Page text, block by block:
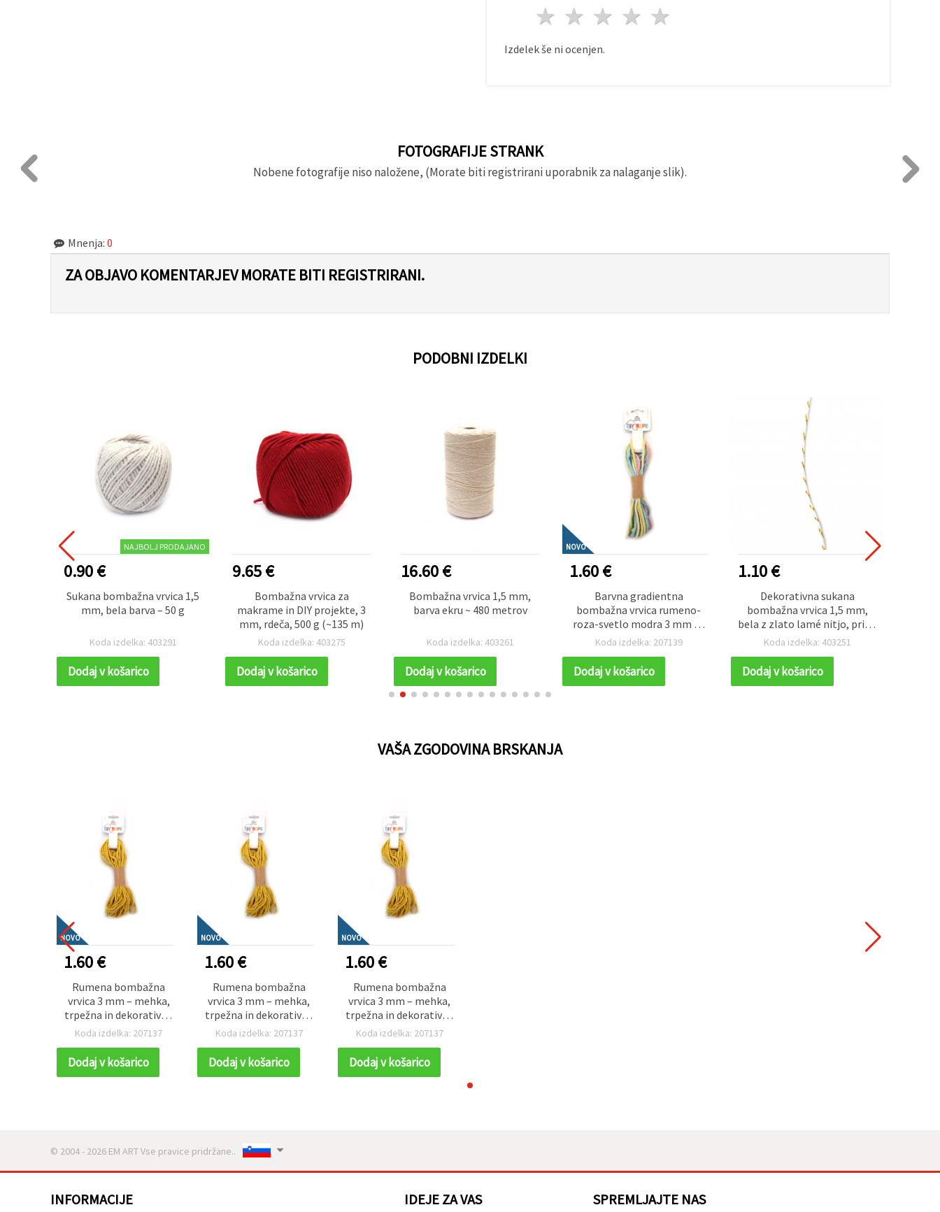
4 zvezde
3 zvezde
2 zvezde
1 zvezda
Izdelek še ni ocenjen.
FOTOGRAFIJE STRANK
Nobene fotografije niso naložene, (Morate biti registrirani uporabnik za nalaganje slik).
Mnenja: 0
ZA OBJAVO KOMENTARJEV MORATE BITI REGISTRIRANI.
PODOBNI IZDELKI
NAJBOLJ PRODAJANO
0.90 €
Sukana bombažna vrvica 1,5
mm, bela barva – 50 g
Koda izdelka: 403291
Dodaj v košarico
9.65 €
Bombažna vrvica za
makrame in DIY projekte, 3
mm, rdeča, 500 g (~135 m)
Koda izdelka: 403275
Dodaj v košarico
16.60 €
Bombažna vrvica 1,5 mm,
barva ekru ~ 480 metrov
Koda izdelka: 403261
Dodaj v košarico
NOVO
1.60 €
Barvna gradientna
bombažna vrvica rumeno-
roza-svetlo modra 3 mm ~5
m – za makrame, vozlanje in
ustvarjanje
Koda izdelka: 207139
Dodaj v košarico
1.10 €
Dekorativna sukana
bombažna vrvica 1,5 mm,
bela z zlato lamé nitjo, pribl.
20 m – za darilno pakiranje,
Koda izdelka: 403251
Dodaj v košarico
VAŠA ZGODOVINA BRSKANJA
NOVO
1.60 €
Rumena bombažna
vrvica 3 mm – mehka,
trpežna in dekorativna
ustvarjalna vrv, rola
Koda izdelka: 207137
Dodaj v košarico
NOVO
1.60 €
Rumena bombažna
vrvica 3 mm – mehka,
trpežna in dekorativna
ustvarjalna vrv, rola
Koda izdelka: 207137
Dodaj v košarico
NOVO
1.60 €
Rumena bombažna
vrvica 3 mm – mehka,
trpežna in dekorativna
ustvarjalna vrv, rola
Koda izdelka: 207137
Dodaj v košarico
© 2004 - 2026 EM ART Vse pravice pridržane..
INFORMACIJE IDEJE ZA VAS SPREMLJAJTE NAS